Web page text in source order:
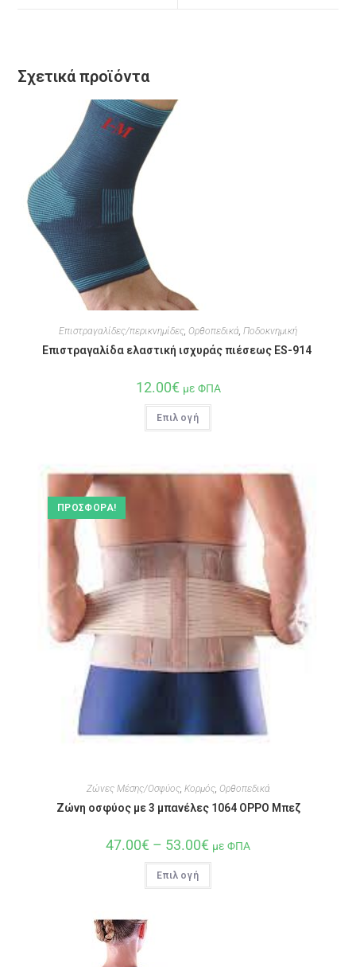
Σχετικά προϊόντα
Επιστραγαλίδες/περικνημίδες Ορθοπεδικά Ποδοκνημική
Επιστραγαλίδα ελαστική ισχυράς πιέσεως ES-914
12.00€ με ΦΠΑ
Επιλογή
ΠΡΟΣΦΟΡΆ!
Ζώνες Μέσης/Οσφύος, Κορμός, Ορθοπεδικά
Ζώνη οσφύος με 3 μπανέλες 1064 OPPO Μπεζ
47.00€ – 53.00€ με ΦΠΑ
Επιλογή